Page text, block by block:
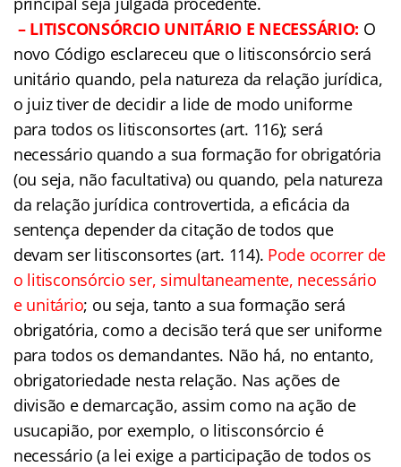
– LITISCONSÓRCIO UNITÁRIO E NECESSÁRIO: O
novo Código esclareceu que o litisconsórcio será
unitário quando, pela natureza da relação jurídica,
o juiz tiver de decidir a lide de modo uniforme
para todos os litisconsortes (art. 116); será
necessário quando a sua formação for obrigatória
(ou seja, não facultativa) ou quando, pela natureza
da relação jurídica controvertida, a eficácia da
sentença depender da citação de todos que
devam ser litisconsortes (art. 114). Pode ocorrer de
o litisconsórcio ser, simultaneamente, necessário
e unitário; ou seja, tanto a sua formação será
obrigatória, como a decisão terá que ser uniforme
para todos os demandantes. Não há, no entanto,
obrigatoriedade nesta relação. Nas ações de
divisão e demarcação, assim como na ação de
usucapião, por exemplo, o litisconsórcio é
necessário (a lei exige a participação de todos os